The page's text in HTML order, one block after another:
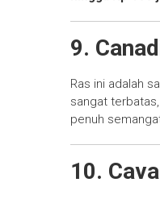
9.
Ras ini adalah
sangat
penuh
10.